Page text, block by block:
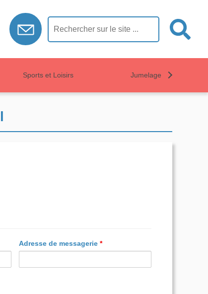
Sports et Loisirs Jumelage
Adresse de messagerie*